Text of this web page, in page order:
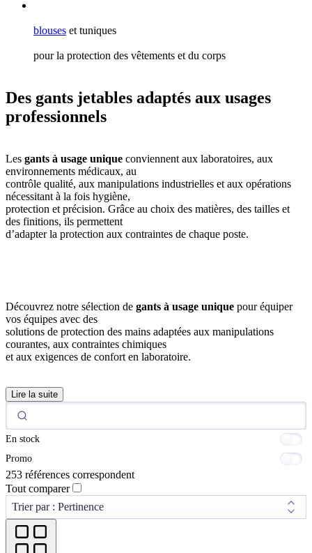
blouses et tuniques
pour la protection des vêtements et du corps
Des gants jetables adaptés aux usages
professionnels
Les gants à usage unique conviennent aux laboratoires, aux
environnements médicaux, au
contrôle qualité, aux manipulations industrielles et aux opérations
nécessitant à la fois hygiène,
protection et précision. Grâce au choix des matières, des tailles et
des finitions, ils permettent
d’adapter la protection aux contraintes de chaque poste.
Découvrez notre sélection de gants à usage unique pour équiper
vos équipes avec des
solutions de protection des mains adaptées aux manipulations
courantes, aux contraintes chimiques
et aux exigences de confort en laboratoire.
Lire la suite
En stock
Promo
253 références correspondent
Tout comparer